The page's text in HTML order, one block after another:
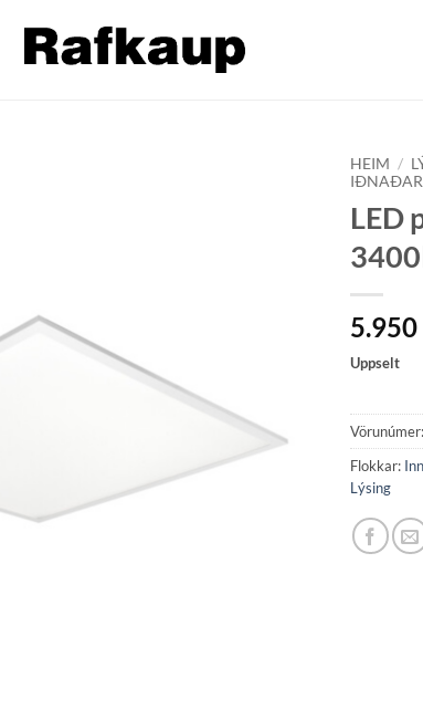
HEIM /
LED
5.950
Uppselt
Vörunúmer:
Flokkar:
Lýsing